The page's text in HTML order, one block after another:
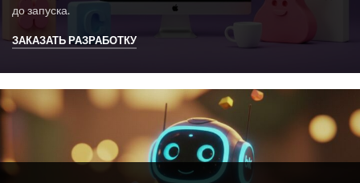
до запуска.
ЗАКАЗАТЬ РАЗРАБОТКУ